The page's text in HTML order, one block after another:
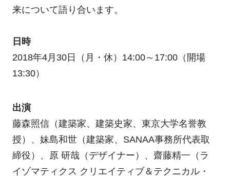
来について語り合います。
日時
2018年4月30日（月・休）14:00～17:00（開場
13:30）
出演
藤森照信（建築家、建築史家、東京大学名誉教
授）、妹島和世（建築家、SANAA事務所代表取
締役）、原 研哉（デザイナー）、齋藤精一（ラ
イゾマティクス クリエイティブ＆テクニカル・